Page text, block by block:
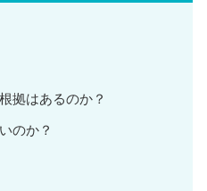
拠はあるのか？
のか？